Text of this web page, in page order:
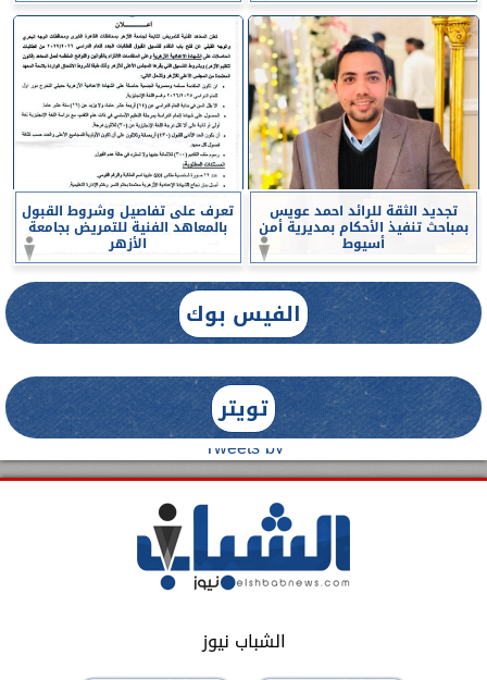
تجديد الثقة للرائد احمد عويس
بمباحث تنفيذ الأحكام بمديرية أمن
أسيوط
تعرف على تفاصيل وشروط القبول
بالمعاهد الفنية للتمريض بجامعة
الأزهر
الفيس بوك
تويتر
Tweets by
الشباب نيوز